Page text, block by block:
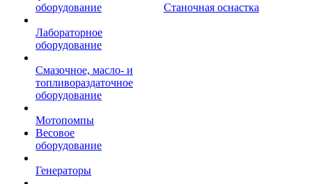
оборудование
Лабораторное
оборудование
Смазочное, масло- и
топливораздаточное
оборудование
Мотопомпы
Весовое
оборудование
Генераторы
Станочная оснастка